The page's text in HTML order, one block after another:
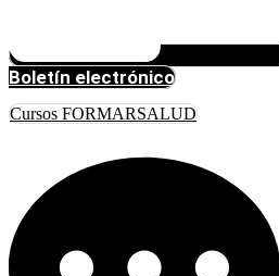
Boletín electrónico
Cursos FORMARSALUD